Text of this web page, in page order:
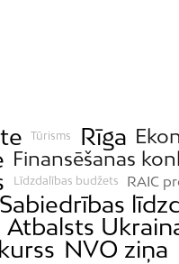
Tūrisms Rīga
Finansēšanas
Līdzdalības budžets RAIC
Sabiedrības
Atbalsts
NVO ziņa